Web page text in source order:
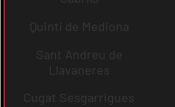
Quintí de Mediona
Sant Andreu de
Llavaneres
Cugat Sesgarrigues